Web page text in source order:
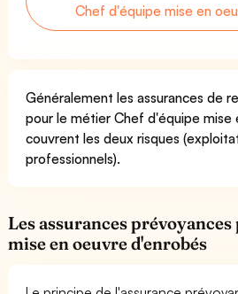
Chef d'équipe mise en
Généralement les assurances de
pour le métier Chef d'équipe mise
couvrent les deux risques
professionnels).
Les assurances
mise en oeuvre d'enrobés